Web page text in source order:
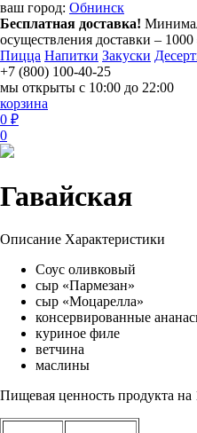
ваш город: Обнинск
Бесплатная доставка!
осуществления доставки – 1000
Пицца Напитки Закуски
+7 (800) 100-40-25
мы открыты с 10:00 до 22:00
корзина
0 ₽
0
Гавайская
Описание Характеристики
Соус оливковый
сыр «Пармезан»
сыр «Моцарелла»
консервированные
куриное филе
ветчина
маслины
Пищевая ценность продукта на